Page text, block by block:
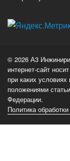
Нагорный
проезд
д.7
стр.
117105
© 2026 А3
интернет-сайт
при каких
положениями
Федерации.
Политика